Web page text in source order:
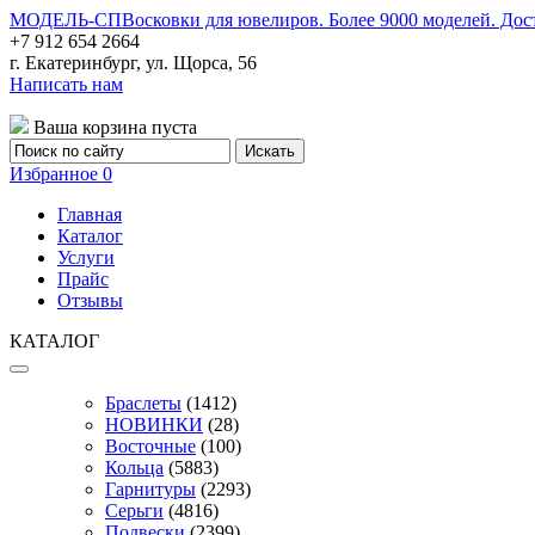
МОДЕЛЬ-СПВосковки для ювелиров. Более 9000 моделей.
+7 912 654 2664
г. Екатеринбург, ул. Щорса, 56
Написать нам
Ваша корзина пуста
Избранное 0
Главная
Каталог
Услуги
Прайс
Отзывы
КАТАЛОГ
Браслеты (1412)
НОВИНКИ (28)
Восточные (100)
Кольца (5883)
Гарнитуры (2293)
Серьги (4816)